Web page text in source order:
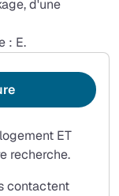
d'une
: E.
ET
recherche.
contactent